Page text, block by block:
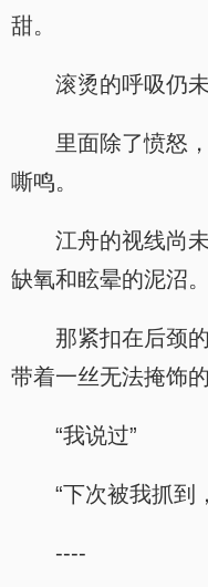
甜。
滚烫的呼吸仍未
里面除了愤怒
嘶鸣。
江舟的视线尚
缺氧和眩晕的泥沼。
那紧扣在后颈
带着一丝无法掩饰的
“我说过”
“下次被我抓到
----